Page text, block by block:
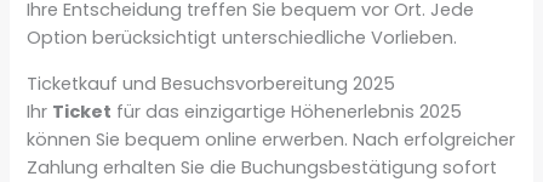
Ihre Entscheidung treffen Sie bequem vor Ort. Jede
Option berücksichtigt unterschiedliche Vorlieben.
Ticketkauf und Besuchsvorbereitung 2025
Ihr Ticket für das einzigartige Höhenerlebnis 2025
können Sie bequem online erwerben. Nach erfolgreicher
Zahlung erhalten Sie die Buchungsbestätigung sofort